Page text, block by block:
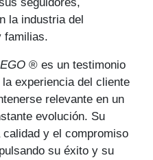
la industria del
familias.
® es un testimonio
experiencia del cliente
relevante en un
evolución. Su
y el compromiso
su éxito y su